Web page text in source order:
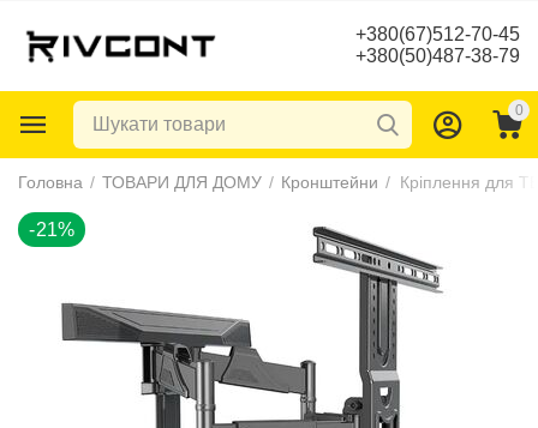
+380(67)512-70-45
+380(50)487-38-79
0
Головна / ТОВАРИ ДЛЯ ДОМУ / Кронштейни / Кріплення для